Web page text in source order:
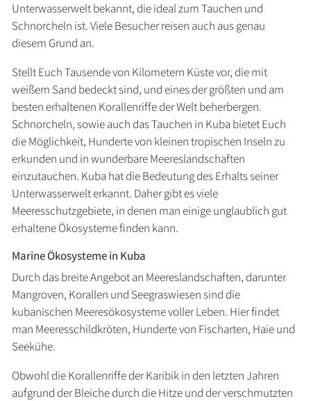
Unterwasserwelt bekannt, die ideal zum Tauchen und
Schnorcheln ist. Viele Besucher reisen auch aus genau
diesem Grund an.
Stellt Euch Tausende von Kilometern Küste vor, die mit
weißem Sand bedeckt sind, und eines der größten und am
besten erhaltenen Korallenriffe der Welt beherbergen.
Schnorcheln, sowie auch das Tauchen in Kuba bietet Euch
die Möglichkeit, Hunderte von kleinen tropischen Inseln zu
erkunden und in wunderbare Meereslandschaften
einzutauchen. Kuba hat die Bedeutung des Erhalts seiner
Unterwasserwelt erkannt. Daher gibt es viele
Meeresschutzgebiete, in denen man einige unglaublich gut
erhaltene Ökosysteme finden kann.
Marine Ökosysteme in Kuba
Durch das breite Angebot an Meereslandschaften, darunter
Mangroven, Korallen und Seegraswiesen sind die
kubanischen Meeresökosysteme voller Leben. Hier findet
man Meeresschildkröten, Hunderte von Fischarten, Haie und
Seekühe.
Obwohl die Korallenriffe der Karibik in den letzten Jahren
aufgrund der Bleiche durch die Hitze und der verschmutzten